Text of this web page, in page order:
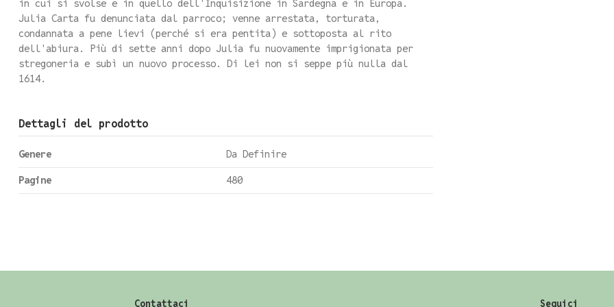
in cui si svolse e in quello dell'Inquisizione in Sardegna e in Europa.
Julia Carta fu denunciata dal parroco; venne arrestata, torturata,
condannata a pene lievi (perché si era pentita) e sottoposta al rito
dell'abiura. Più di sette anni dopo Julia fu nuovamente imprigionata per
stregoneria e subì un nuovo processo. Di lei non si seppe più nulla dal
1614.
Dettagli del prodotto
Genere
Da Definire
Pagine
480
Contattaci Seguici